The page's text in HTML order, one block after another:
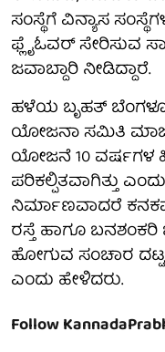
ಸಂಸ್ಥೆಗೆ ವಿನ್ಯಾಸ
ಫ್ಲೈಓವರ್ ಸೇರಿಸುವ
ಜವಾಬ್ದಾರಿ ನೀಡಿದ್ದಾರೆ.
ಹಳೆಯ ಬೃಹತ್
ಯೋಜನಾ ಸಮಿತಿ ಮಾಜಿ
ಯೋಜನೆ 10 ವರ್ಷಗಳ
ಪರಿಕಲ್ಪಿತವಾಗಿತ್ತು
ನಿರ್ಮಾಣವಾದರೆ
ರಸ್ತೆ ಹಾಗೂ
ಹೋಗುವ ಸಂಚಾರ
ಎಂದು ಹೇಳಿದರು.
Follow